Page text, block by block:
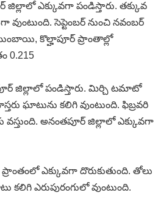
ఎక్కువగా పండిస్తారు. తక్కువ
వుంటుంది. సెప్టెంబర్‌ నుంచి నవంబర్‌
కొల్హాపూర్‌ ప్రాంతాల్లో
0.215
జిల్లాలో పండిస్తారు. మిర్చి టమాటో
ఘాటును కలిగి వుంటుంది. ఫిబ్రవరి
వస్తుంది. అనంతపూర్‌ జిల్లాలో ఎక్కువగా
ఎక్కువగా దొరుకుతుంది. తోలు
కలిగి ఎరుపురంగులో వుంటుంది.